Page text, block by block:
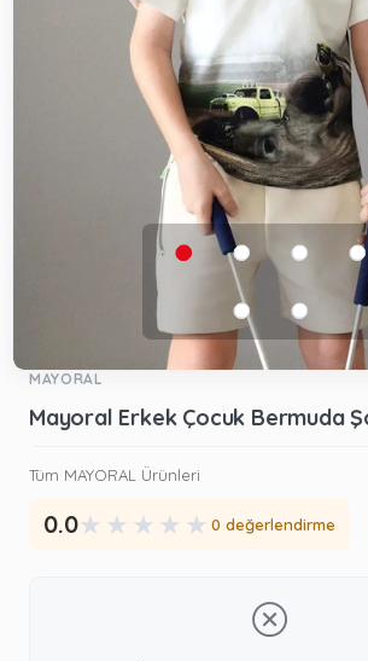
MAYORAL
Mayoral Erkek Çocuk Bermuda
Tüm MAYORAL Ürünleri
0.0★ ★ ★ ★ ★ 0 değerlendirme